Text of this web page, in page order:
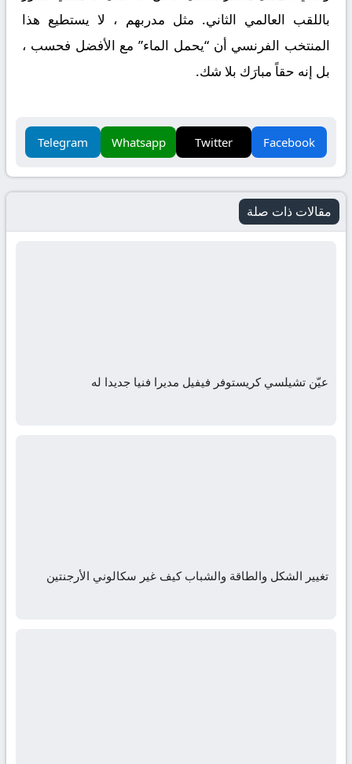
باللقب العالمي الثاني. مثل مدربهم ، لا يستطيع هذا
المنتخب الفرنسي أن “يحمل الماء” مع الأفضل فحسب ،
بل إنه حقاً مبارَك بلا شك.
Facebook
Twitter
Whatsapp
Telegram
مقالات ذات صلة
عيّن تشيلسي كريستوفر فيفيل مديرا فنيا جديدا له
تغيير الشكل والطاقة والشباب كيف غير سكالوني الأرجنتين